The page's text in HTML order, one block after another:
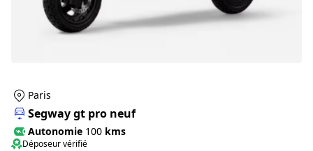
Paris
Segway gt pro neuf
Autonomie 100 kms
Déposeur vérifié